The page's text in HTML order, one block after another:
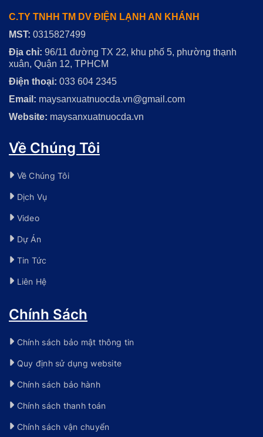
C.TY TNHH TM DV ĐIỆN LẠNH AN KHÁNH
MST: 0315827499
Địa chỉ: 96/11 đường TX 22, khu phố 5, phường thạnh
xuân, Quận 12, TPHCM
Điện thoại: 033 604 2345
Email: maysanxuatnuocda.vn@gmail.com
Website: maysanxuatnuocda.vn
Về Chúng Tôi
Về Chúng Tôi
Dịch Vụ
Video
Dự Án
Tin Tức
Liên Hệ
Chính Sách
Chính sách bảo mật thông tin
Quy định sử dụng website
Chính sách bảo hành
Chính sách thanh toán
Chính sách vận chuyển